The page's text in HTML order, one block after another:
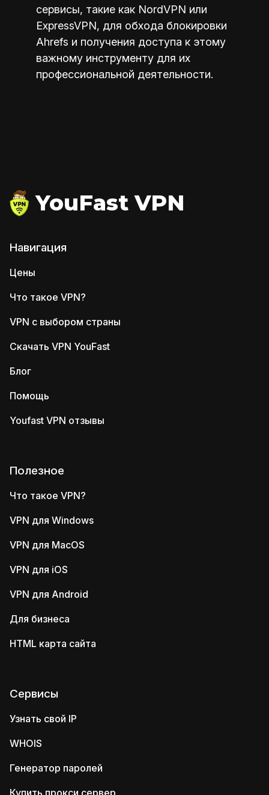
сервисы, такие как NordVPN или
ExpressVPN, для обхода блокировки
Ahrefs и получения доступа к этому
важному инструменту для их
профессиональной деятельности.
YouFast VPN
Навигация
Цены
Что такое VPN?
VPN с выбором страны
Скачать VPN YouFast
Блог
Помощь
Youfast VPN отзывы
Полезное
Что такое VPN?
VPN для Windows
VPN для MacOS
VPN для iOS
VPN для Android
Для бизнеса
HTML карта сайта
Сервисы
Узнать свой IP
WHOIS
Генератор паролей
Купить прокси сервер